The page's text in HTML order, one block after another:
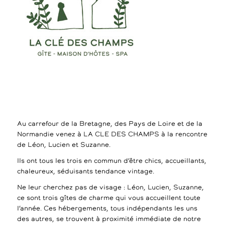
Au carrefour de la Bretagne, des Pays de Loire et de la
Normandie venez à LA CLE DES CHAMPS à la rencontre
de Léon, Lucien et Suzanne.
Ils ont tous les trois en commun d’être chics, accueillants,
chaleureux, séduisants tendance vintage.
Ne leur cherchez pas de visage : Léon, Lucien, Suzanne,
ce sont trois gîtes de charme qui vous accueillent toute
l’année. Ces hébergements, tous indépendants les uns
des autres, se trouvent à proximité immédiate de notre